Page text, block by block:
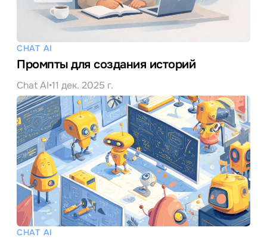
CHAT AI
Промпты для создания историй
Chat AI•11 дек. 2025 г.
CHAT AI